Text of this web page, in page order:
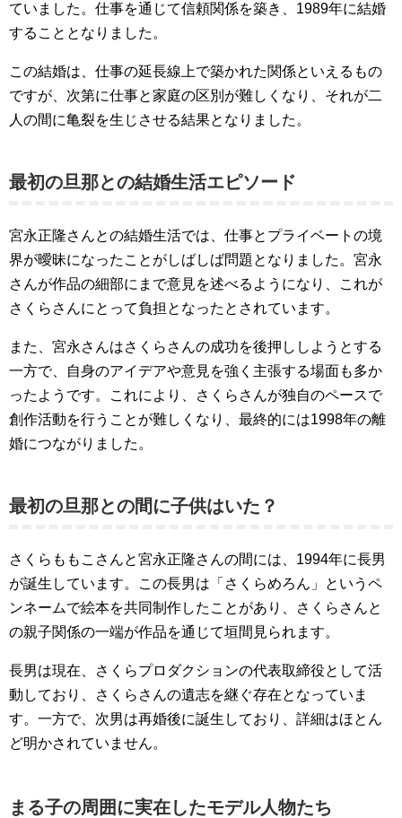
ていました。仕事を通じて信頼関係を築き、1989年に結婚
することとなりました。
この結婚は、仕事の延長線上で築かれた関係といえるもの
ですが、次第に仕事と家庭の区別が難しくなり、それが二
人の間に亀裂を生じさせる結果となりました。
最初の旦那との結婚生活エピソード
宮永正隆さんとの結婚生活では、仕事とプライベートの境
界が曖昧になったことがしばしば問題となりました。宮永
さんが作品の細部にまで意見を述べるようになり、これが
さくらさんにとって負担となったとされています。
また、宮永さんはさくらさんの成功を後押ししようとする
一方で、自身のアイデアや意見を強く主張する場面も多か
ったようです。これにより、さくらさんが独自のペースで
創作活動を行うことが難しくなり、最終的には1998年の離
婚につながりました。
最初の旦那との間に子供はいた？
さくらももこさんと宮永正隆さんの間には、1994年に長男
が誕生しています。この長男は「さくらめろん」というペ
ンネームで絵本を共同制作したことがあり、さくらさんと
の親子関係の一端が作品を通じて垣間見られます。
長男は現在、さくらプロダクションの代表取締役として活
動しており、さくらさんの遺志を継ぐ存在となっていま
す。一方で、次男は再婚後に誕生しており、詳細はほとん
ど明かされていません。
まる子の周囲に実在したモデル人物たち